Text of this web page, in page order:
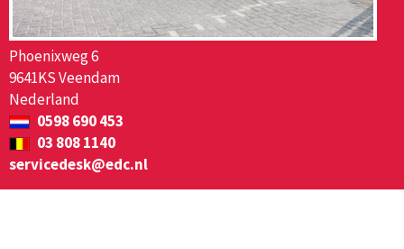
Phoenixweg 6
9641KS Veendam
Nederland
0598 690 453
03 808 1140
servicedesk@edc.nl